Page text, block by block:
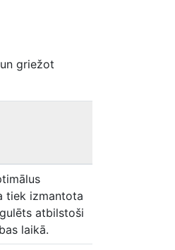
un griežot
tiek izmantota
atbilstoši
laikā.